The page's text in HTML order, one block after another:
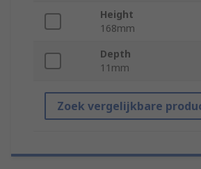
Height
168mm
Depth
11mm
Zoek vergelijkbare